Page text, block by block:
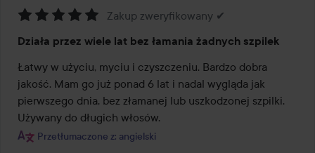
5
z
5
Zakup zweryfikowany ✔
Działa przez wiele lat bez łamania żadnych szpilek
Łatwy w użyciu, myciu i czyszczeniu. Bardzo dobra
jakość. Mam go już ponad 6 lat i nadal wygląda jak
pierwszego dnia, bez złamanej lub uszkodzonej szpilki.
Używany do długich włosów.
Przetłumaczone z: angielski